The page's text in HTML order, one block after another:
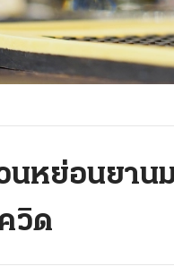
หย่อนยาน
วิด